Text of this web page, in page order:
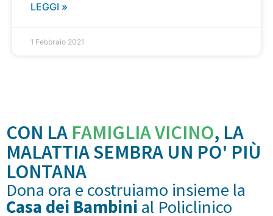
LEGGI »
1 Febbraio 2021
CON LA FAMIGLIA VICINO, LA
MALATTIA SEMBRA UN PO' PIÙ
LONTANA
Dona ora e costruiamo insieme la
Casa dei Bambini al Policlinico